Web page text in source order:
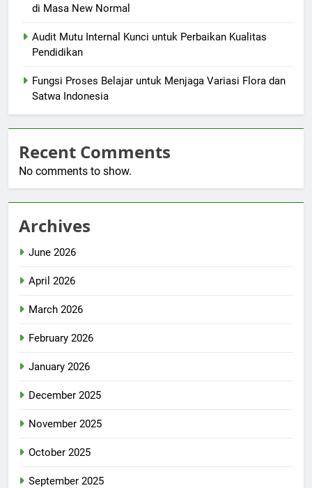
di Masa New Normal
Audit Mutu Internal Kunci untuk Perbaikan Kualitas
Pendidikan
Fungsi Proses Belajar untuk Menjaga Variasi Flora dan
Satwa Indonesia
Recent Comments
No comments to show.
Archives
June 2026
April 2026
March 2026
February 2026
January 2026
December 2025
November 2025
October 2025
September 2025